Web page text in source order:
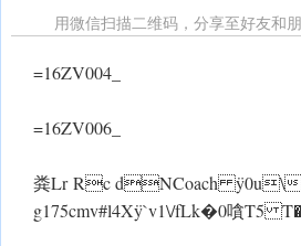
用微信扫描二维码，分享至好友和
=16ZV004_
=16ZV006_
粪Lr Rc dNCoach ÿ0u\Z吉
g175cmv#l4X ÿ`v1\/